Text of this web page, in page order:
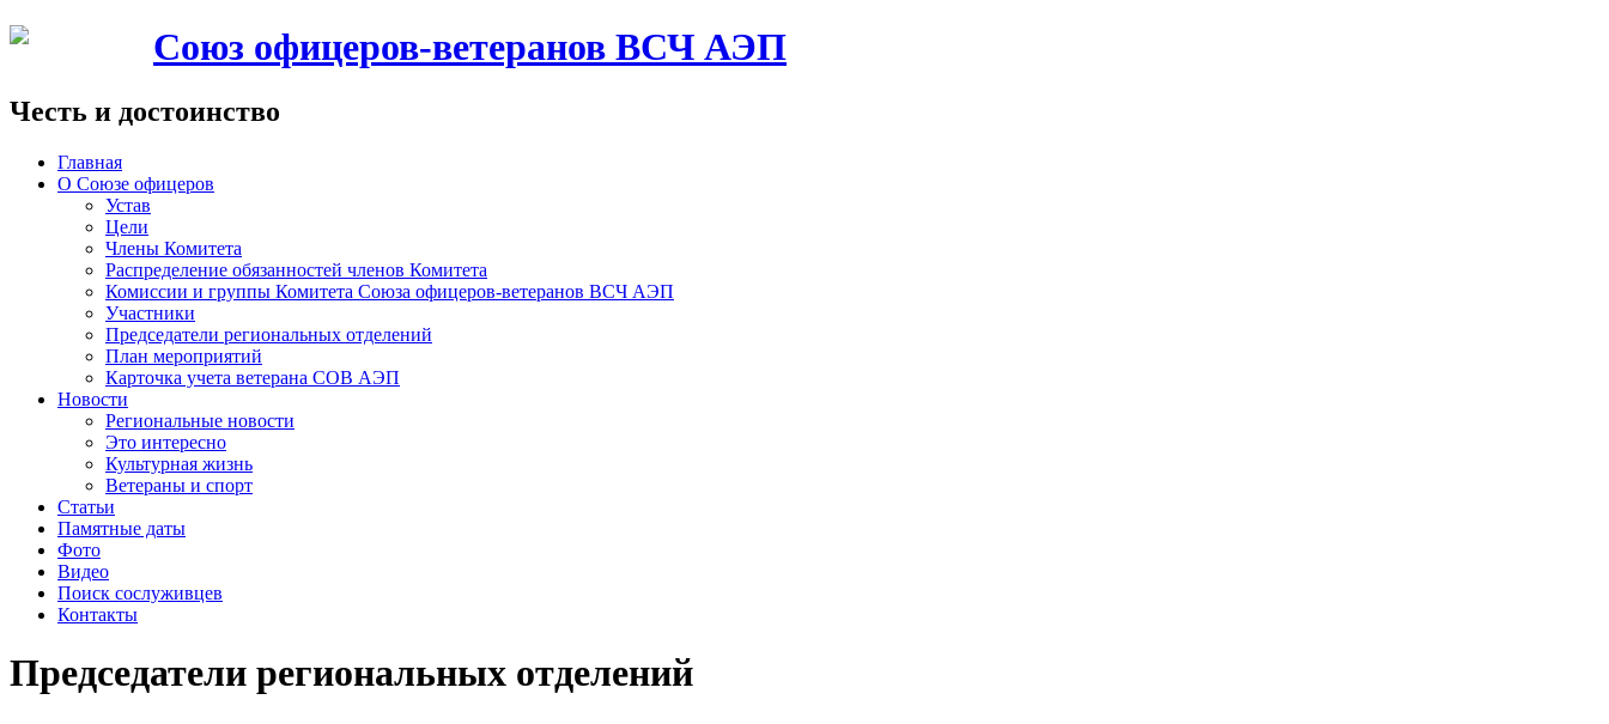
Союз офицеров-ветеранов ВСЧ АЭП
Честь и достоинство
Главная
О Союзе офицеров
Устав
Цели
Члены Комитета
Распределение обязанностей членов Комитета
Комиссии и группы Комитета Союза офицеров-ветеранов ВСЧ АЭП
Участники
Председатели региональных отделений
План мероприятий
Карточка учета ветерана CОВ АЭП
Новости
Региональные новости
Это интересно
Культурная жизнь
Ветераны и спорт
Статьи
Памятные даты
Фото
Видео
Поиск сослуживцев
Контакты
Председатели региональных отделений